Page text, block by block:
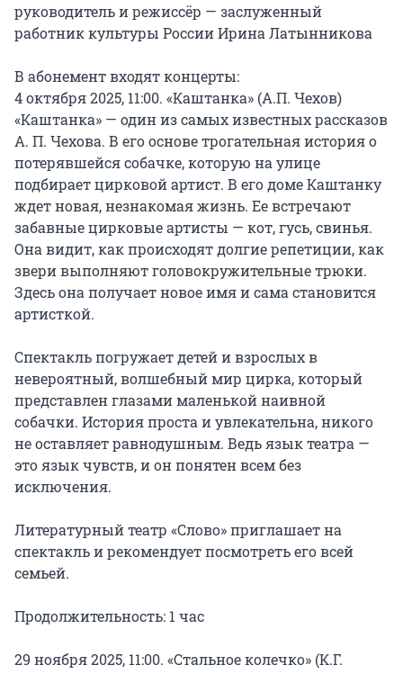
руководитель и режиссёр — заслуженный
работник культуры России Ирина Латынникова
В абонемент входят концерты:
4 октября 2025, 11:00. «Каштанка» (А.П. Чехов)
«Каштанка» — один из самых известных рассказов
А. П. Чехова. В его основе трогательная история о
потерявшейся собачке, которую на улице
подбирает цирковой артист. В его доме Каштанку
ждет новая, незнакомая жизнь. Ее встречают
забавные цирковые артисты — кот, гусь, свинья.
Она видит, как происходят долгие репетиции, как
звери выполняют головокружительные трюки.
Здесь она получает новое имя и сама становится
артисткой.
Спектакль погружает детей и взрослых в
невероятный, волшебный мир цирка, который
представлен глазами маленькой наивной
собачки. История проста и увлекательна, никого
не оставляет равнодушным. Ведь язык театра —
это язык чувств, и он понятен всем без
исключения.
Литературный театр «Слово» приглашает на
спектакль и рекомендует посмотреть его всей
семьей.
Продолжительность: 1 час
29 ноября 2025, 11:00. «Стальное колечко» (К.Г.